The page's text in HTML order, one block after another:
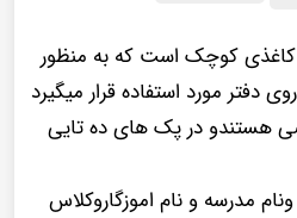
کوچک است که به منظور
دفتر مورد استفاده قرار میگیرد
هستندو در پک های ده تایی
مدرسه و نام اموزگاروکلاس